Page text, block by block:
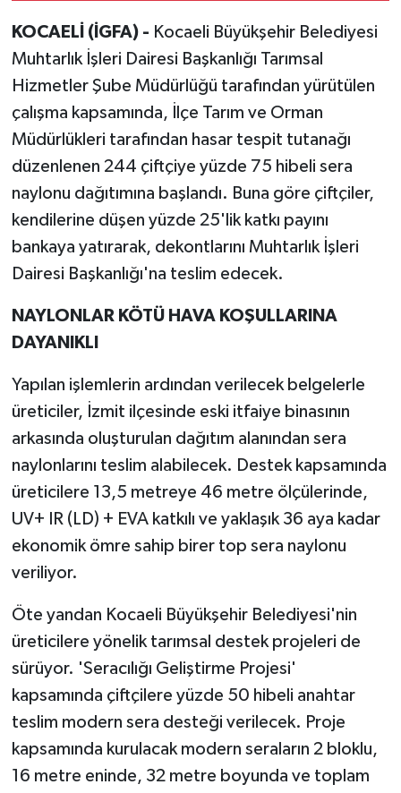
KOCAELİ (İGFA) - Kocaeli Büyükşehir Belediyesi
Muhtarlık İşleri Dairesi Başkanlığı Tarımsal
Hizmetler Şube Müdürlüğü tarafından yürütülen
çalışma kapsamında, İlçe Tarım ve Orman
Müdürlükleri tarafından hasar tespit tutanağı
düzenlenen 244 çiftçiye yüzde 75 hibeli sera
naylonu dağıtımına başlandı. Buna göre çiftçiler,
kendilerine düşen yüzde 25'lik katkı payını
bankaya yatırarak, dekontlarını Muhtarlık İşleri
Dairesi Başkanlığı'na teslim edecek.
NAYLONLAR KÖTÜ HAVA KOŞULLARINA
DAYANIKLI
Yapılan işlemlerin ardından verilecek belgelerle
üreticiler, İzmit ilçesinde eski itfaiye binasının
arkasında oluşturulan dağıtım alanından sera
naylonlarını teslim alabilecek. Destek kapsamında
üreticilere 13,5 metreye 46 metre ölçülerinde,
UV+ IR (LD) + EVA katkılı ve yaklaşık 36 aya kadar
ekonomik ömre sahip birer top sera naylonu
veriliyor.
Öte yandan Kocaeli Büyükşehir Belediyesi'nin
üreticilere yönelik tarımsal destek projeleri de
sürüyor. 'Seracılığı Geliştirme Projesi'
kapsamında çiftçilere yüzde 50 hibeli anahtar
teslim modern sera desteği verilecek. Proje
kapsamında kurulacak modern seraların 2 bloklu,
16 metre eninde, 32 metre boyunda ve toplam